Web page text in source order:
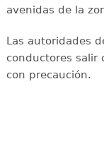
avenidas de la
Las autoridades
conductores salir
con precaución.